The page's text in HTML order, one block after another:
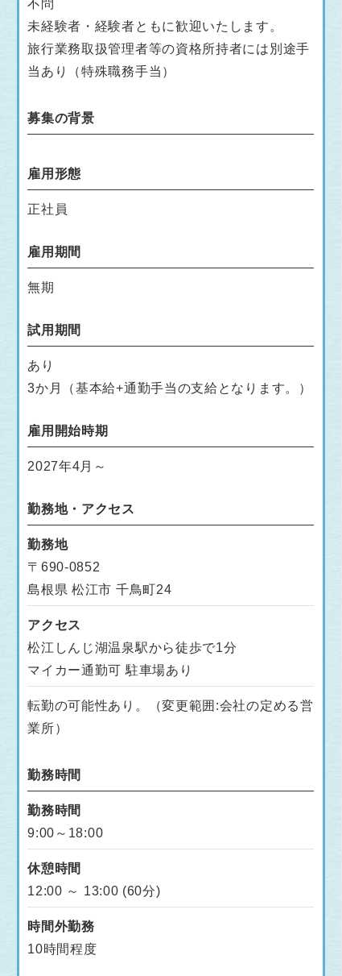
不問
未経験者・経験者ともに歓迎いたします。
旅行業務取扱管理者等の資格所持者には別途手
当あり（特殊職務手当）
募集の背景
雇用形態
正社員
雇用期間
無期
試用期間
あり
3か月（基本給+通勤手当の支給となります。）
雇用開始時期
2027年4月～
勤務地・アクセス
勤務地
〒690-0852
島根県 松江市 千鳥町24
アクセス
松江しんじ湖温泉駅から徒歩で1分
マイカー通勤可 駐車場あり
転勤の可能性あり。（変更範囲:会社の定める営
業所）
勤務時間
勤務時間
9:00～18:00
休憩時間
12:00 ～ 13:00 (60分)
時間外勤務
10時間程度